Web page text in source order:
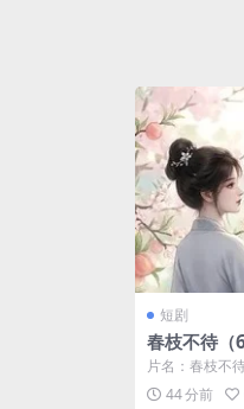
短剧
春枝不待（
片名：春枝不
类：短剧 年份
44 分前